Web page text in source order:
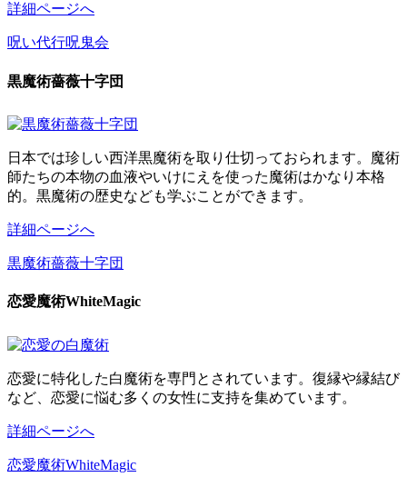
詳細ページへ
呪い代行呪鬼会
黒魔術薔薇十字団
日本では珍しい西洋黒魔術を取り仕切っておられます。魔術
師たちの本物の血液やいけにえを使った魔術はかなり本格
的。黒魔術の歴史なども学ぶことができます。
詳細ページへ
黒魔術薔薇十字団
恋愛魔術WhiteMagic
恋愛に特化した白魔術を専門とされています。復縁や縁結び
など、恋愛に悩む多くの女性に支持を集めています。
詳細ページへ
恋愛魔術WhiteMagic